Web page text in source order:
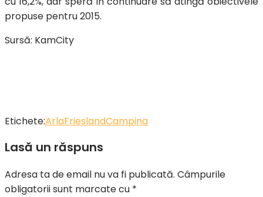
propuse pentru 2015.
Sursă: KamCity
Etichete:ArlaFrieslandCampina
Lasă un răspuns
Adresa ta de email nu va fi publicată. Câmpurile
obligatorii sunt marcate cu *